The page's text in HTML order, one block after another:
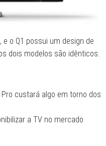
o Q1 possui um design de
dois modelos são idênticos.
custará algo em torno dos
a TV no mercado